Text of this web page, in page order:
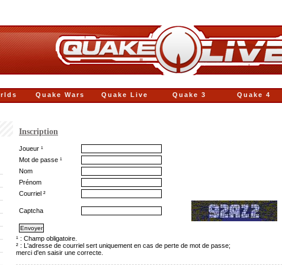
Quake 4
Quake 3
Quake Live
Quake Wars
Inscription
Joueur ¹
Mot de passe ¹
Nom
Prénom
Courriel ²
Captcha
¹ : Champ obligatoire.
² : L'adresse de courriel sert uniquement en cas de perte de mot de passe;
merci d'en saisir une correcte.